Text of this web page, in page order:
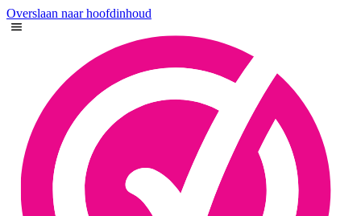
Overslaan naar hoofdinhoud